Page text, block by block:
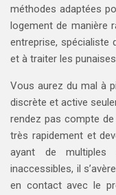
méthodes adaptées
logement de manière
entreprise, spécialiste
et à traiter les
Vous aurez du mal à
discrète et active
rendez pas compte
très rapidement et
ayant de multiples
inaccessibles, il
en contact avec le